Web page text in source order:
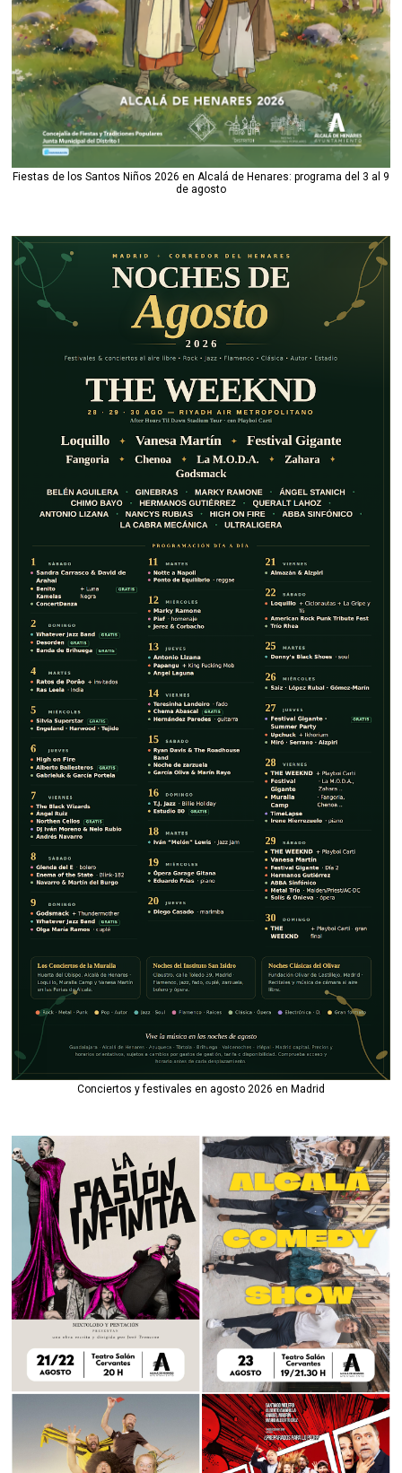
Fiestas de los Santos Niños 2026 en Alcalá de Henares: programa del 3 al 9
de agosto
Conciertos y festivales en agosto 2026 en Madrid